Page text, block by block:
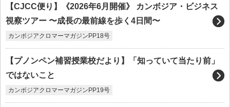
【CJCC便り】《2026年6月開催》 カンボジア・ビジネス
視察ツアー 〜成長の最前線を歩く4日間〜
カンボジアクロマーマガジンPP18号
【プノンペン補習授業校だより】「知っていて当たり前」
ではないこと
カンボジアクロマーマガジンPP19号